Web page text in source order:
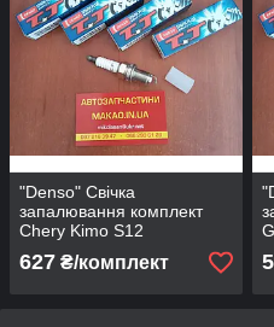
"Denso" Свічка
запалювання комплект
Chery Kimo S12
627 ₴/комплект